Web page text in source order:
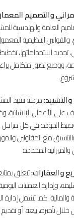
والتصميم
العامة والهندسية
التنظيمية
تحديد استخداماتها،
ووضع تصور متكامل
مرحلة تنفيذ
الأعمال الإنشائية،
الجودة في كل مراحل
مع المقاولين
المحددة.
والعقارات:تتعلق
وإدارة العمليات
والمالية. كما تشمل إدارة
خلال تأجيره، بيعه، أو